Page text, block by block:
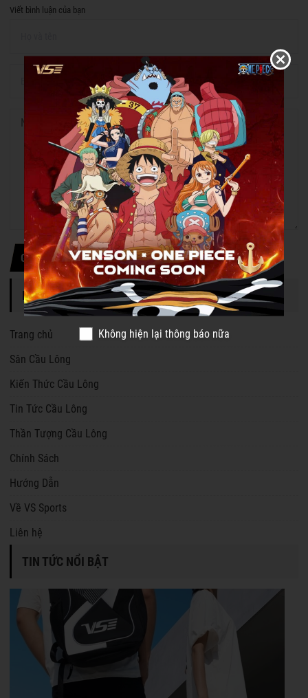
Viết bình luận của bạn
Gửi thông tin
DANH MỤC TIN TỨC
Trang chủ
Sân Cầu Lông
Kiến Thức Cầu Lông
Tin Tức Cầu Lông
Thần Tượng Cầu Lông
Chính Sách
Hướng Dẫn
Về VS Sports
Liên hệ
TIN TỨC NỔI BẬT
Không hiện lại thông báo nữa